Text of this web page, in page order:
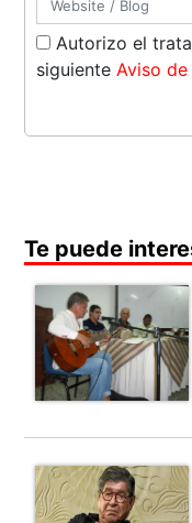
Autorizo el
siguiente Aviso
Te puede